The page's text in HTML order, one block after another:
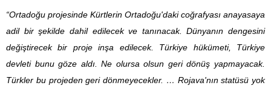
“Ortadoğu projesinde Kürtlerin Ortadoğu'daki coğrafyası anayasaya
adil bir şekilde dahil edilecek ve tanınacak. Dünyanın dengesini
değiştirecek bir proje inşa edilecek. Türkiye hükümeti, Türkiye
devleti bunu göze aldı. Ne olursa olsun geri dönüş yapmayacak.
Türkler bu projeden geri dönmeyecekler. … Rojava'nın statüsü yok